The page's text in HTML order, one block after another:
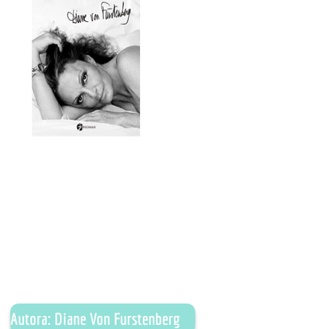
Autora: Diane Von Furstenberg